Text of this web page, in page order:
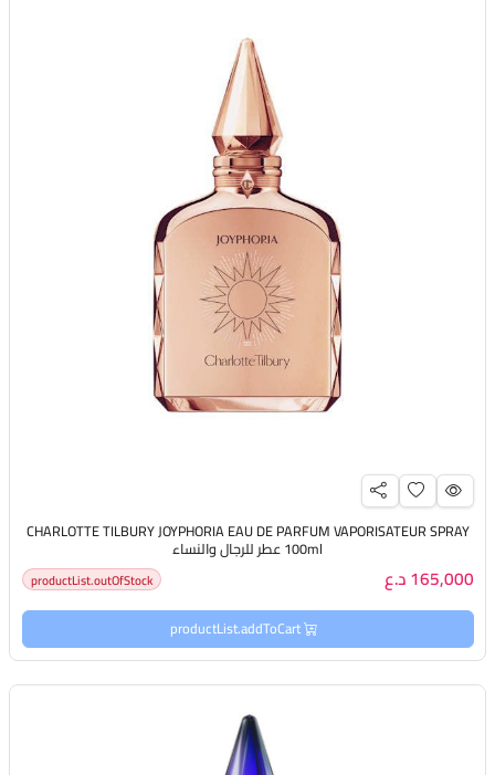
CHARLOTTE TILBURY JOYPHORIA EAU DE PARFUM VAPORISATEUR SPRAY
100ml عطر للرجال والنساء
165,000 د.ع productList.outOfStock
productList.addToCart